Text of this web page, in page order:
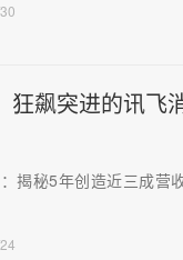
狂飙突进的讯飞
揭秘5年创造近三成营